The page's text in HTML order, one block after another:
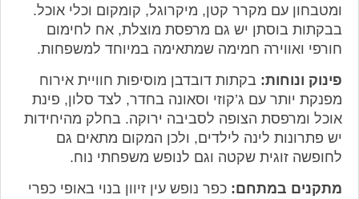
ומטבחון עם מקרר קטן, מיקרוגל, קומקום וכלי אוכל.
בבקתות בוסתן יש גם מרפסת מוצלת, אח לחימום
חורפי ואווירה חמימה שמתאימה במיוחד למשפחות.
פינוק ונוחות: בקתות דובדבן מוסיפות חוויית אירוח
מפנקת יותר עם ג’קוזי וסאונה בחדר, לצד סלון, פינת
אוכל ומרפסת הצופה לסביבה ירוקה. בחלק מהיחידות
יש פתרונות לינה לילדים, ולכן המקום מתאים גם
לחופשה זוגית שקטה וגם לנופש משפחתי נוח.
מתקנים במתחם: כפר נופש עין זיוון בנוי באופי כפרי